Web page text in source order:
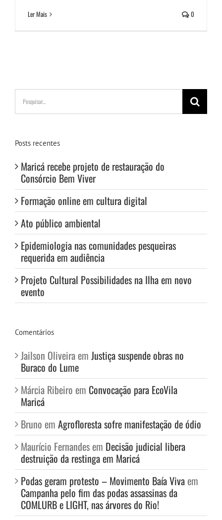
Ler Mais 0
Buscar
resultados
para:
Posts recentes
Maricá recebe projeto de restauração do
Consórcio Bem Viver
Formação online em cultura digital
Ato público ambiental
Epidemiologia nas comunidades pesqueiras
requerida em audiência
Projeto Cultural Possibilidades na Ilha em novo
evento
Comentários
Jailson Oliveira em Justiça suspende obras no
Buraco do Lume
Márcia Ribeiro em Convocação para EcoVila
Maricá
Bruno em Agrofloresta sofre manifestação de ódio
Maurício Fernandes em Decisão judicial libera
destruição da restinga em Maricá
Podas geram protesto – Movimento Baía Viva em
Campanha pelo fim das podas assassinas da
COMLURB e LIGHT, nas árvores do Rio!